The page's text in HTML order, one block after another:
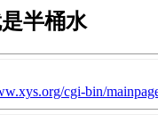
半桶水
cgi-bin/